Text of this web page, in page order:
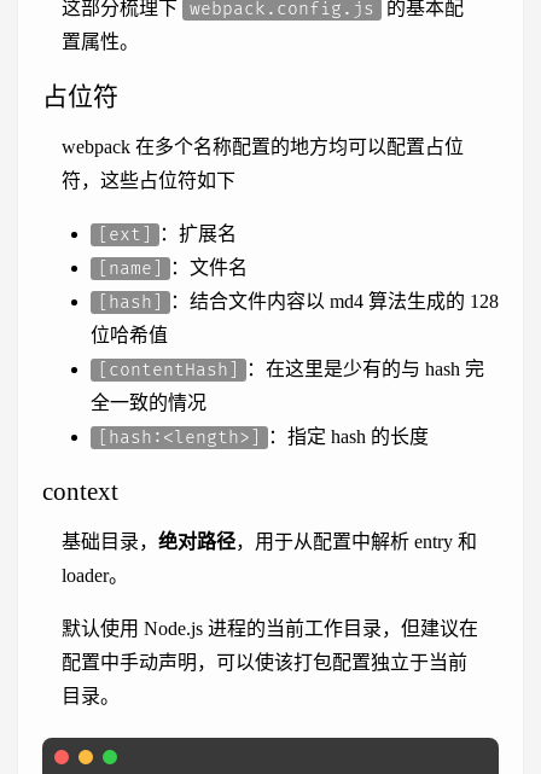
这部分梳理下 webpack.config.js
的基本配
置属性。
占位符
webpack 在多个名称配置的地方均可以配置占位
符，这些占位符如下
[ext]
：扩展名
[name]
：文件名
[hash]
：结合文件内容以 md4 算法生成的 128
位哈希值
[contentHash]
：在这里是少有的与 hash 完
全一致的情况
[hash:<length>]
：指定 hash 的长度
context
基础目录， 绝对路径，用于从配置中解析 entry 和
loader。
默认使用 Node.js 进程的当前工作目录，但建议在
配置中手动声明，可以使该打包配置独立于当前
目录。